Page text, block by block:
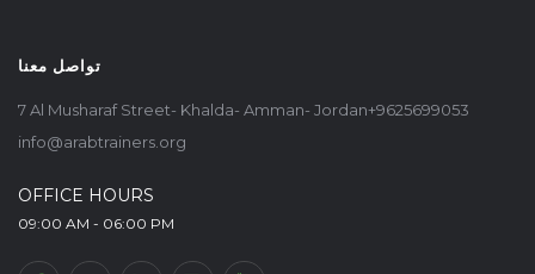
تواصل معنا
7 Al Musharaf Street- Khalda- Amman- Jordan+9625699053
info@arabtrainers.org
OFFICE HOURS
09:00 AM - 06:00 PM